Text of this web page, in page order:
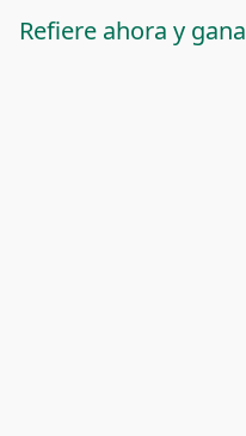
Refiere ahora y gana